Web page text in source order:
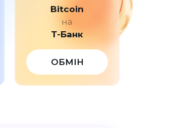
Bitcoin
на
Т-Банк
ОБМІН